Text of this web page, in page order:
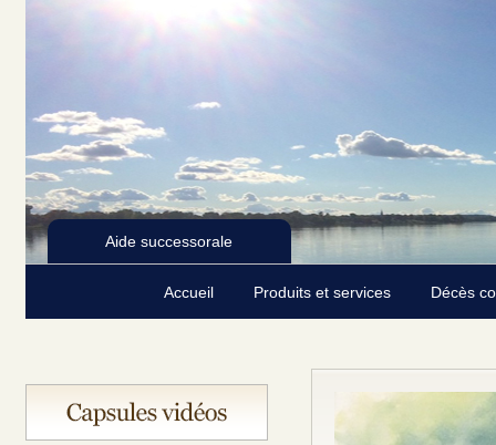
Aide successorale
Accueil Produits et services Décès